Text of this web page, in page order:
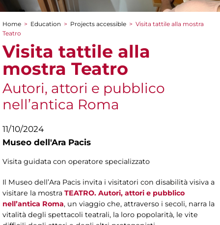
You are here
Home > Education > Projects accessible > Visita tattile alla mostra
Teatro
Visita tattile alla
mostra Teatro
Autori, attori e pubblico
nell’antica Roma
11/10/2024
Museo dell'Ara Pacis
Visita guidata con operatore specializzato
Il Museo dell’Ara Pacis invita i visitatori con disabilità visiva a
visitare la mostra TEATRO. Autori, attori e pubblico
nell’antica Roma, un viaggio che, attraverso i secoli, narra la
vitalità degli spettacoli teatrali, la loro popolarità, le vite